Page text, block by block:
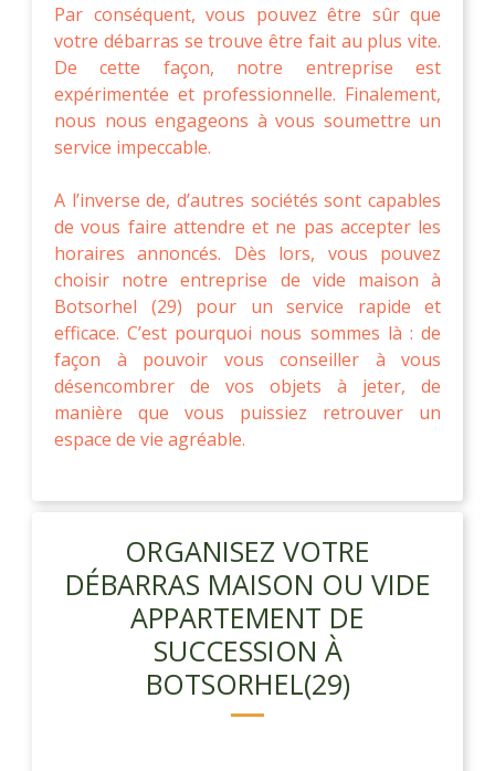
Par conséquent, vous pouvez être sûr que
votre débarras se trouve être fait au plus vite.
De cette façon, notre entreprise est
expérimentée et professionnelle. Finalement,
nous nous engageons à vous soumettre un
service impeccable.
A l’inverse de, d’autres sociétés sont capables
de vous faire attendre et ne pas accepter les
horaires annoncés. Dès lors, vous pouvez
choisir notre entreprise de vide maison à
Botsorhel (29) pour un service rapide et
efficace. C’est pourquoi nous sommes là : de
façon à pouvoir vous conseiller à vous
désencombrer de vos objets à jeter, de
manière que vous puissiez retrouver un
espace de vie agréable.
ORGANISEZ VOTRE
DÉBARRAS MAISON OU VIDE
APPARTEMENT DE
SUCCESSION À
BOTSORHEL(29)